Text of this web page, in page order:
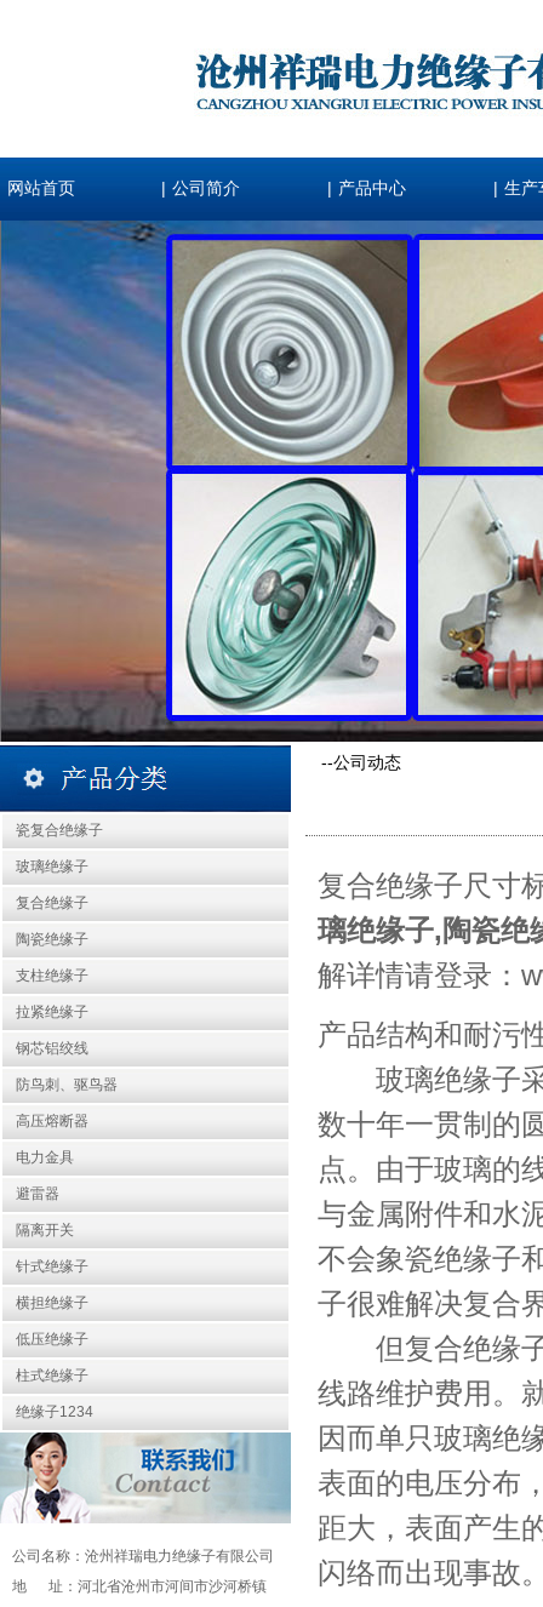
网站首页 | 公司简介 | 产品中心 | 生产
瓷复合绝缘子
玻璃绝缘子
复合绝缘子
陶瓷绝缘子
支柱绝缘子
拉紧绝缘子
钢芯铝绞线
防鸟刺、驱鸟器
高压熔断器
电力金具
避雷器
隔离开关
针式绝缘子
横担绝缘子
低压绝缘子
柱式绝缘子
绝缘子1234
公司名称：沧州祥瑞电力绝缘子有限公司
地 址：河北省沧州市河间市沙河桥镇
--公司动态
复合绝缘子尺寸
璃绝缘子, 陶瓷绝
解详情请登录：
产品结构和耐污
玻璃绝缘子采
数十年一贯制的
点。由于玻璃的
与金属附件和水
不会象瓷绝缘子
子很难解决复合
但复合绝缘子
线路维护费用。
因而单只玻璃绝
表面的电压分布
距大，表面产生
闪络而出现事故